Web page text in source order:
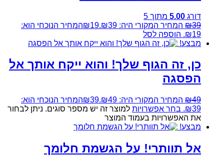
דורג 5.00 מתוך 5
₪39 המחיר המקורי היה: ₪39. ₪19
המחיר הנוכחי הוא:
₪19. הוספה לסל
מבצע!
כן, זה הגוף שלך! והוא ייקח אותך אל
הפסגה
₪49 המחיר המקורי היה: ₪49. ₪39
המחיר הנוכחי הוא:
₪39. בחר אפשרויות למוצר זה יש מספר סוגים. ניתן לבחור
את האפשרויות בעמוד המוצר
מבצע!
אל תוותרי! על הגשמת חלומך